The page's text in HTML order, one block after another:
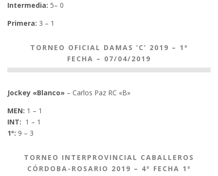
Intermedia: 5– 0
Primera: 3 – 1
TORNEO OFICIAL DAMAS ‘C’ 2019 – 1º
FECHA – 07/04/2019
Jockey «Blanco» – Carlos Paz RC «B»
MEN: 1 – 1
INT: 1 – 1
1º: 9 – 3
TORNEO INTERPROVINCIAL CABALLEROS
CÓRDOBA-ROSARIO 2019 – 4º FECHA 1º